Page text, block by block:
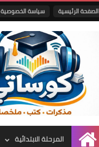
الصفحة الرئيسية سياسة الخصوصية
الرئيسية
المرحلة الابتدائية